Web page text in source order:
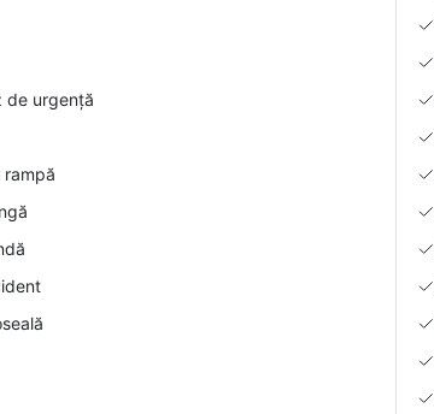
de urgență
rampă